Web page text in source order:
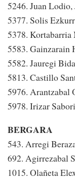
5246. Juan
5377. Solis
5378.
5583.
5582. Jauregi
5813. Castillo
5976.
5978. Irizar
BERGARA
543. Arregi
692.
1015. Olañeta